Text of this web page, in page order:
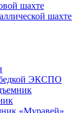
шахте
шахте
ЭКСПО
«Муравей»